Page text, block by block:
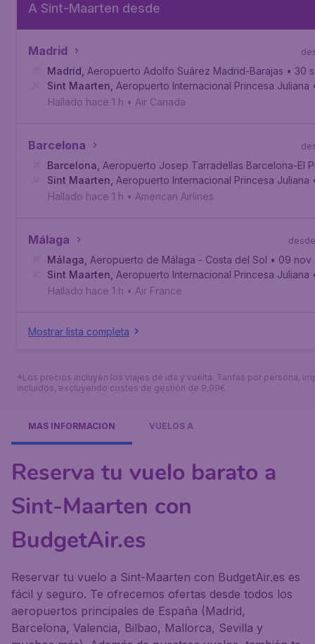
A Sint-Maarten desde
Madrid
Madrid Aeropuerto Adolfo Suárez Madrid-Barajas • 30
Sint Maarten Aeropuerto Internacional Princesa Juliana
Hallado hace 1 h • Air Canada
Barcelona
Barcelona Aeropuerto Josep Tarradellas Barcelona-El
Sint Maarten Aeropuerto Internacional Princesa Juliana
Hallado hace 1 h • American Airlines
Málaga desde
Málaga Aeropuerto de Málaga - Costa del Sol • 09 nov
Sint Maarten Aeropuerto Internacional Princesa Juliana
Hallado hace 1 h • Air France
Mostrar lista completa
*Los precios incluyen los viajes de ida y vuelta. Tarifas por persona,
incluidos, excluyendo costes de gestión de 9,99€.
MÁS INFORMACIÓN VUELOS A
Reserva tu vuelo barato a
Sint-Maarten con
BudgetAir.es
Reservar tu vuelo a Sint-Maarten con BudgetAir.es es
fácil y seguro. Te ofrecemos ofertas desde todos los
aeropuertos principales de España (Madrid,
Barcelona, Valencia, Bilbao, Mallorca, Sevilla y